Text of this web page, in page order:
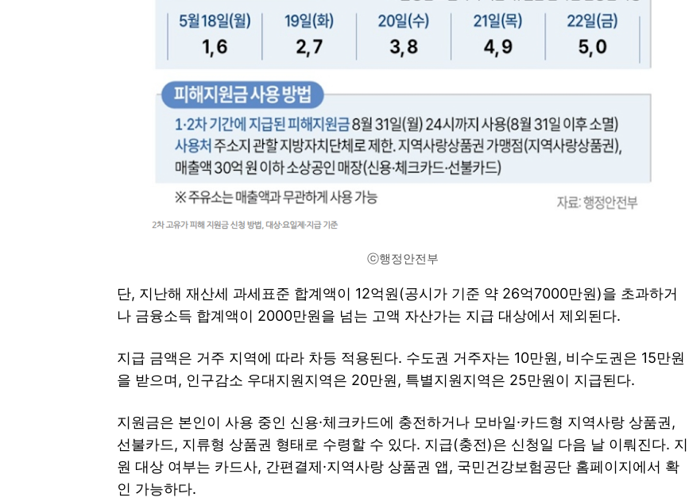
ⓒ행정안전부
단, 지난해 재산세 과세표준 합계액이 12억원(공시가 기준 약 26억7000만원)을 초과하거
나 금융소득 합계액이 2000만원을 넘는 고액 자산가는 지급 대상에서 제외된다.
지급 금액은 거주 지역에 따라 차등 적용된다. 수도권 거주자는 10만원, 비수도권은 15만원
을 받으며, 인구감소 우대지원지역은 20만원, 특별지원지역은 25만원이 지급된다.
지원금은 본인이 사용 중인 신용·체크카드에 충전하거나 모바일·카드형 지역사랑 상품권,
선불카드, 지류형 상품권 형태로 수령할 수 있다. 지급(충전)은 신청일 다음 날 이뤄진다. 지
원 대상 여부는 카드사, 간편결제·지역사랑 상품권 앱, 국민건강보험공단 홈페이지에서 확
인 가능하다.